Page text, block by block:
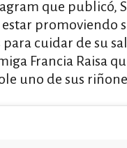
que publicó,
promoviendo
para cuidar de su
Francia Raisa
uno de sus